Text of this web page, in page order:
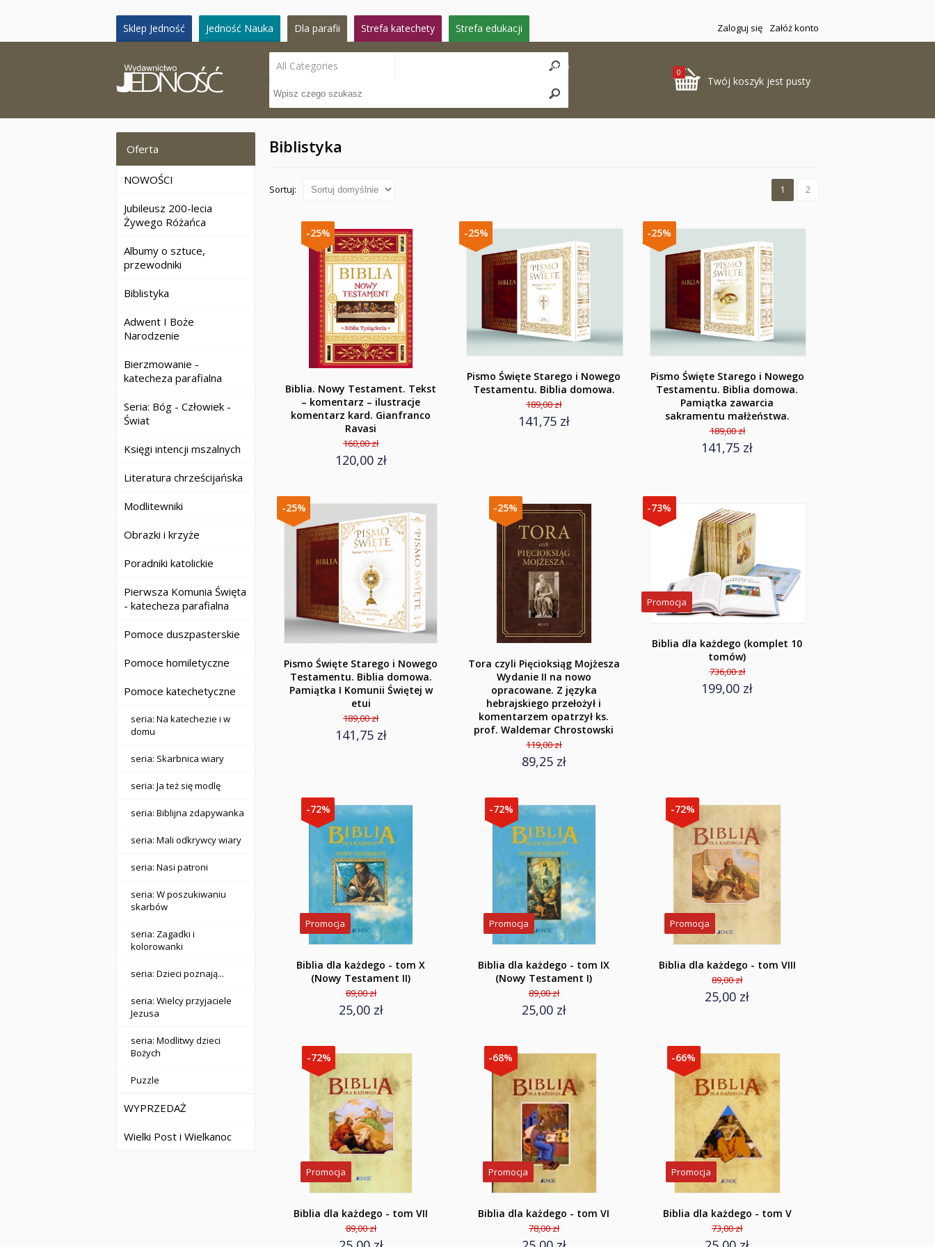
Sklep Jedność Jedność Nauka Dla parafii Strefa katechety Strefa edukacji Zaloguj się Załóż konto
All Categories Search
0
Twój koszyk jest pusty
Oferta
NOWOŚCI
Jubileusz 200-lecia
Żywego Różańca
Albumy o sztuce,
przewodniki
Biblistyka
Adwent I Boże
Narodzenie
Bierzmowanie -
katecheza parafialna
Seria: Bóg - Człowiek -
Świat
Księgi intencji mszalnych
Literatura chrześcijańska
Modlitewniki
Obrazki i krzyże
Poradniki katolickie
Pierwsza Komunia Święta
- katecheza parafialna
Pomoce duszpasterskie
Pomoce homiletyczne
Pomoce katechetyczne
seria: Na katechezie i w
domu
seria: Skarbnica wiary
seria: Ja też się modlę
seria: Biblijna zdapywanka
seria: Mali odkrywcy wiary
seria: Nasi patroni
seria: W poszukiwaniu
skarbów
seria: Zagadki i
kolorowanki
seria: Dzieci poznają...
seria: Wielcy przyjaciele
Jezusa
seria: Modlitwy dzieci
Bożych
Puzzle
WYPRZEDAŻ
Wielki Post i Wielkanoc
Biblistyka
Sortuj: 1 2
-25%
Biblia. Nowy Testament. Tekst
– komentarz – ilustracje
komentarz kard. Gianfranco
Ravasi
160,00 zł
120,00 zł
-25%
Pismo Święte Starego i Nowego
Testamentu. Biblia domowa.
189,00 zł
141,75 zł
-25%
Pismo Święte Starego i Nowego
Testamentu. Biblia domowa.
Pamiątka zawarcia
sakramentu małżeństwa.
189,00 zł
141,75 zł
-25%
Pismo Święte Starego i Nowego
Testamentu. Biblia domowa.
Pamiątka I Komunii Świętej w
etui
189,00 zł
141,75 zł
-25%
Tora czyli Pięcioksiąg Mojżesza
Wydanie II na nowo
opracowane. Z języka
hebrajskiego przełożył i
komentarzem opatrzył ks.
prof. Waldemar Chrostowski
119,00 zł
89,25 zł
-73%
Promocja
Biblia dla każdego (komplet 10
tomów)
736,00 zł
199,00 zł
-72%
Promocja
Biblia dla każdego - tom X
(Nowy Testament II)
89,00 zł
25,00 zł
-72%
Promocja
Biblia dla każdego - tom IX
(Nowy Testament I)
89,00 zł
25,00 zł
-72%
Promocja
Biblia dla każdego - tom VIII
89,00 zł
25,00 zł
-72%
Promocja
Biblia dla każdego - tom VII
89,00 zł
-68%
Promocja
Biblia dla każdego - tom VI
78,00 zł
-66%
Promocja
Biblia dla każdego - tom V
73,00 zł